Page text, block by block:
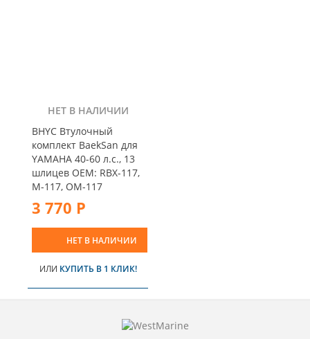
НЕТ В НАЛИЧИИ
BHYC Втулочный
комплект BaekSan для
YAMAHA 40-60 л.с., 13
шлицев OEM: RBX-117,
M-117, OM-117
3 770 Р
НЕТ В НАЛИЧИИ
ИЛИ КУПИТЬ В 1 КЛИК!